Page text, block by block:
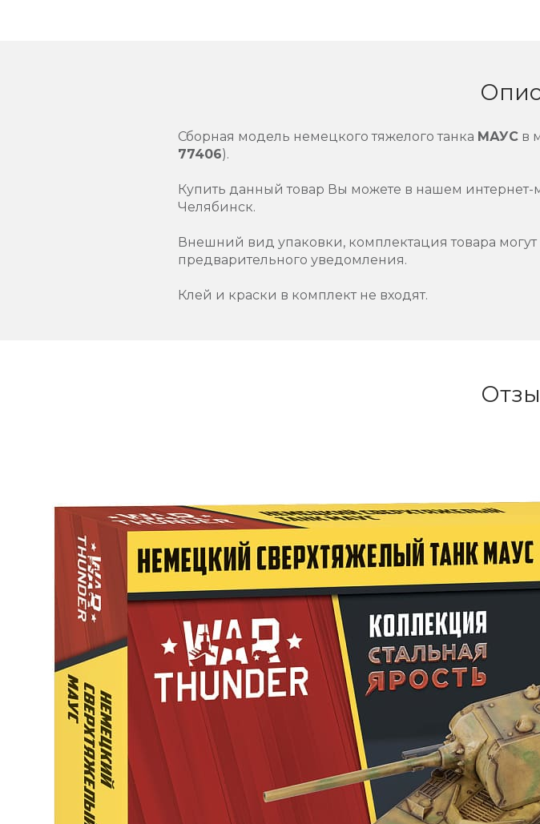
Сборная модель немецкого тяжелого танка МАУС в
77406).
Купить данный товар Вы можете в нашем
Челябинск.
Внешний вид упаковки, комплектация товара
предварительного уведомления.
Клей и краски в комплект не входят.